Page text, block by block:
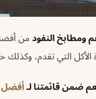
ومطابخ النفود من
الأكل التي تقدم، وكذلك
ضمن قائمتنا لـ